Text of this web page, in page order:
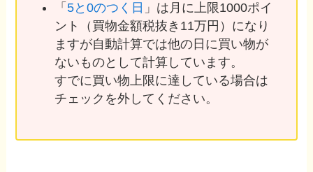
「5と0のつく日 」は月に上限1000ポイ
ント（買物金額税抜き11万円）になり
ますが自動計算では他の日に買い物が
ないものとして計算しています。
すでに買い物上限に達している場合は
チェックを外してください。